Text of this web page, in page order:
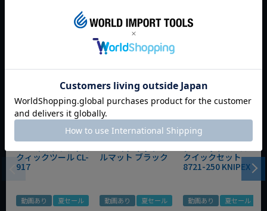
クィックツール CL-
917
動画あり 夏セール
ルマット ブラック
動画あり 夏セール
クイックセット
8721-250 KNIPEX
動画あり 夏セール